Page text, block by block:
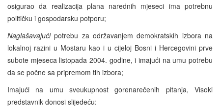
osigurao da realizacija plana narednih mjeseci ima potrebnu
političku i gospodarsku potporu;
Naglašavajućipotrebu za održavanjem demokratskih izbora na
lokalnoj razini u Mostaru kao i u cijeloj Bosni i Hercegovini prve
subote mjeseca listopada 2004. godine, i imajući na umu potrebu
da se počne sa pripremom tih izbora;
Imajući na umu sveukupnost gorenarečenih pitanja, Visoki
predstavnik donosi slijedeću: